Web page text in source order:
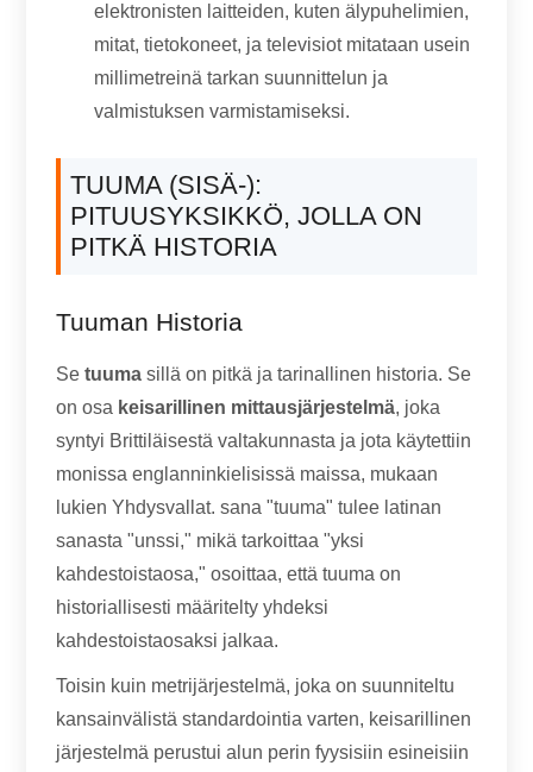
elektronisten laitteiden, kuten älypuhelimien,
mitat, tietokoneet, ja televisiot mitataan usein
millimetreinä tarkan suunnittelun ja
valmistuksen varmistamiseksi.
TUUMA (SISÄ-):
PITUUSYKSIKKÖ, JOLLA ON
PITKÄ HISTORIA
Tuuman Historia
Setuuma sillä on pitkä ja tarinallinen historia. Se
on osa keisarillinen mittausjärjestelmä, joka
syntyi Brittiläisestä valtakunnasta ja jota käytettiin
monissa englanninkielisissä maissa, mukaan
lukien Yhdysvallat. sana "tuuma" tulee latinan
sanasta "unssi," mikä tarkoittaa "yksi
kahdestoistaosa," osoittaa, että tuuma on
historiallisesti määritelty yhdeksi
kahdestoistaosaksi jalkaa.
Toisin kuin metrijärjestelmä, joka on suunniteltu
kansainvälistä standardointia varten, keisarillinen
järjestelmä perustui alun perin fyysisiin esineisiin